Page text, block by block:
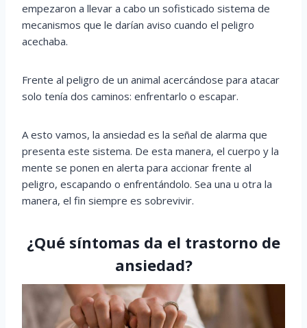
empezaron a llevar a cabo un sofisticado sistema de
mecanismos que le darían aviso cuando el peligro
acechaba.
Frente al peligro de un animal acercándose para atacar
solo tenía dos caminos: enfrentarlo o escapar.
A esto vamos, la ansiedad es la señal de alarma que
presenta este sistema. De esta manera, el cuerpo y la
mente se ponen en alerta para accionar frente al
peligro, escapando o enfrentándolo. Sea una u otra la
manera, el fin siempre es sobrevivir.
¿Qué síntomas da el trastorno de
ansiedad?